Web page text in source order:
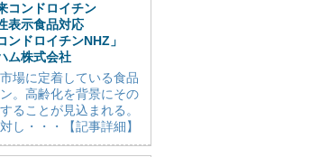
コンドロイチン
表示食品対応
ンドロイチンNHZ」
ム株式会社
場に定着している食品
。高齢化を背景にその
ることが見込まれる。
し・・・【記事詳細】